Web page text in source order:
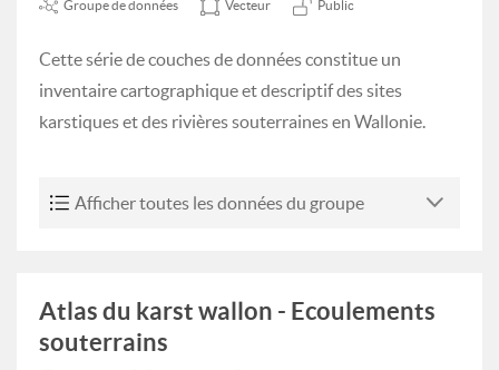
Groupe de données Vecteur Public
Cette série de couches de données constitue un
inventaire cartographique et descriptif des sites
karstiques et des rivières souterraines en Wallonie.
Afficher toutes les données du groupe
Atlas du karst wallon - Ecoulements
souterrains